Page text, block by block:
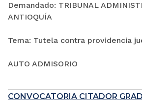
Demandado: TRIBUNAL
ANTIOQUÍA
Tema: Tutela contra providencia
AUTO ADMISORIO
CONVOCATORIA CITADOR